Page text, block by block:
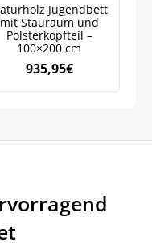
Jugendbett
mit Stauraum und
Polsterkopfteil –
100×200 cm
935,95€